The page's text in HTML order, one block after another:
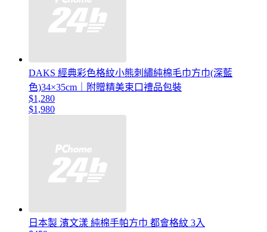
DAKS 經典彩色格紋小熊刺繡純棉毛巾方巾(深藍
色)34×35cm｜附贈精美束口禮品包裝
$1,280
$1,980
日本製 濱文漾 純棉手帕方巾 都會格紋 3入